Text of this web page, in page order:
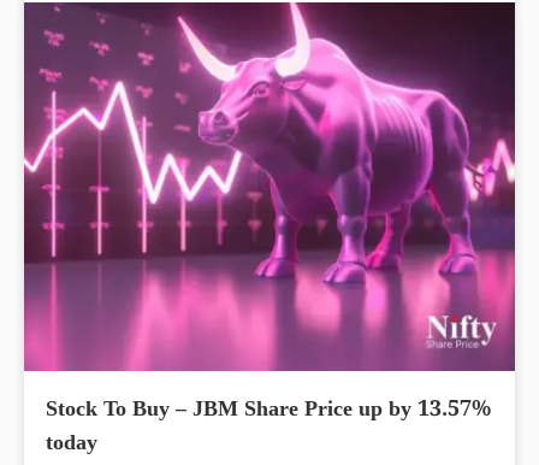
Stock To Buy – JBM Share Price up by 13.57%
today